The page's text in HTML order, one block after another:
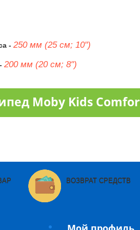
- 250 мм (25 см; 10")
200 мм (20 см; 8")
Moby Kids
ВОЗВРАТ СРЕДСТВ